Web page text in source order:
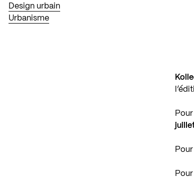
Design urbain
Urbanisme